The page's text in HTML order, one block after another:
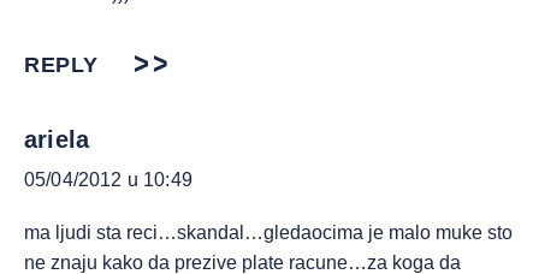
REPLY
ariela
05/04/2012 u 10:49
ma ljudi sta reci…skandal…gledaocima je malo muke sto
ne znaju kako da prezive plate racune…za koga da